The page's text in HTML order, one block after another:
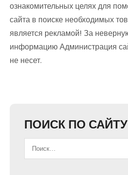
ознакомительных целях для
сайта в поиске необходимых
является рекламой! За
информацию Администрация
не несет.
ПОИСК ПО САЙТУ